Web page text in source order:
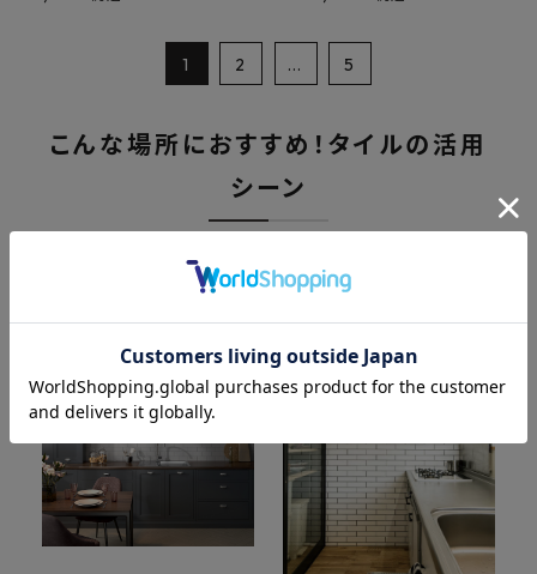
1 2 … 5
こんな場所におすすめ！タイルの活用
シーン
・キッチンの壁・床